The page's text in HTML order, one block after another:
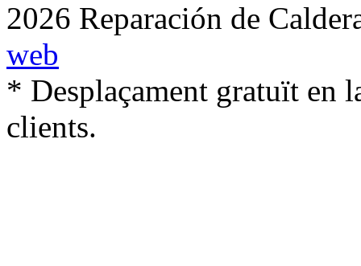
2026 Reparación de
web
* Desplaçament gratuït en
clients.